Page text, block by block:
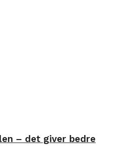
– det giver bedre